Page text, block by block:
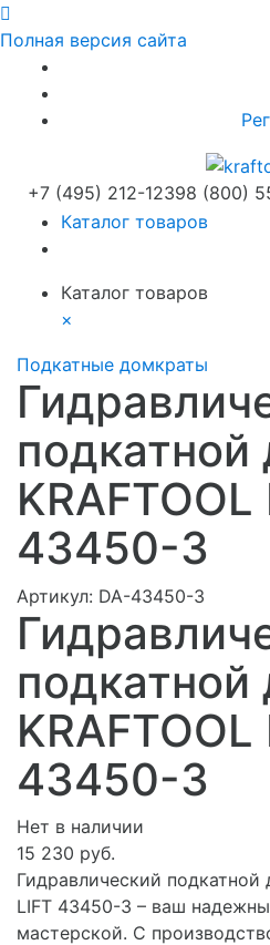
Полная версия сайта
+7 (495) 212-12398 (800)
Каталог товаров
Каталог товаров
×
Подкатные домкраты
подкатной
43450-3
Артикул: DA-43450-3
подкатной
43450-3
Нет в наличии
15 230 руб.
Гидравлический подкатной
LIFT 43450-3 – ваш
мастерской. С